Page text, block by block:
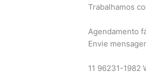
Trabalhamos
Agendamento
Envie
11 96231-1982